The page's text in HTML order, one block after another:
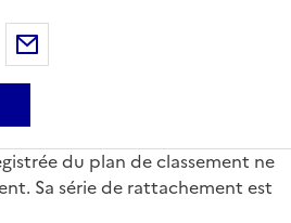
Twitter
Partager sur LinkedIn
du plan de classement ne
Sa série de rattachement est